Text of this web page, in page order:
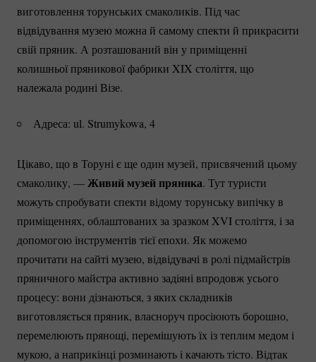
виготовлення торунських смаколиків. Під час
відвідування музею можна й самому спекти й прикрасити
свій пряник. А розташований він у приміщенні
колишньої пряникової фабрики XIX століття, що
належала родині Візе.
Адреса: ul. Strumykowa, 4
Цікаво, що в Торуні є ще один музей, присвячений цьому
смаколику, —Живий музей пряника. Тут туристи
можуть спробувати спекти відому торунську випічку в
приміщеннях, облаштованих за зразком XVI століття, і за
допомогою інструментів тієї епохи. Як можемо
прочитати на сайті музею, відвідувачі в ролі підмайстрів
пряничного майстра активно задіяні впродовж усього
процесу: вони дізнаються, з яких складників
виготовляється пряник, власноруч просіюють борошно,
перемелюють прянощі, перемішують їх із теплим медом і
мукою, а наприкінці розминають і качають тісто. Відтак